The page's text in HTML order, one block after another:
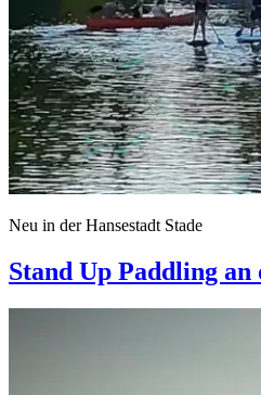
Neu in der Hansestadt Stade
Stand Up Paddling an